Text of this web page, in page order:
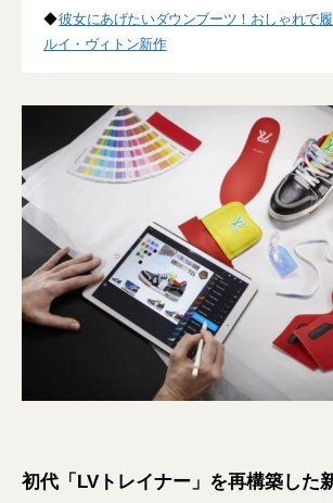
◆彼女にあげたいダウンブーツ！おしゃれで
ルイ・ヴィトン新作
初代「LVトレイナー」を再構築した